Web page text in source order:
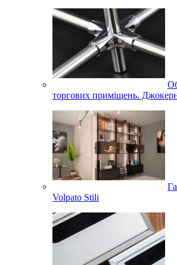
торгових приміщень.
Volpato Stili